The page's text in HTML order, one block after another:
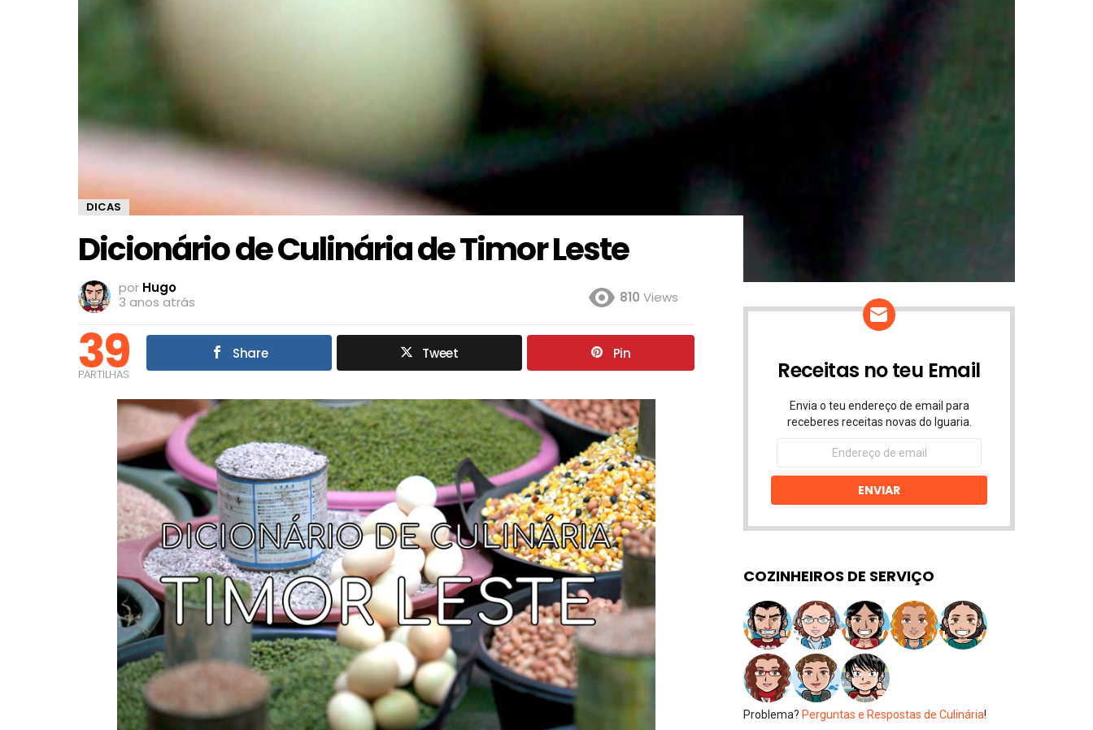
DICAS
Dicionário de Culinária de Timor Leste
por Hugo
3 anos atrás
810 Views
39
PARTILHAS
Share Tweet Pin
Receitas no teu Email
Envia o teu endereço de email para
receberes receitas novas do Iguaria.
Endereço
email
ENVIAR
COZINHEIROS DE SERVIÇO
Problema? Perguntas e Respostas de Culinária!